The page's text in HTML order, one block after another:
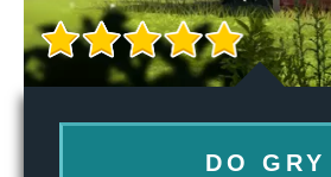
DO GRY